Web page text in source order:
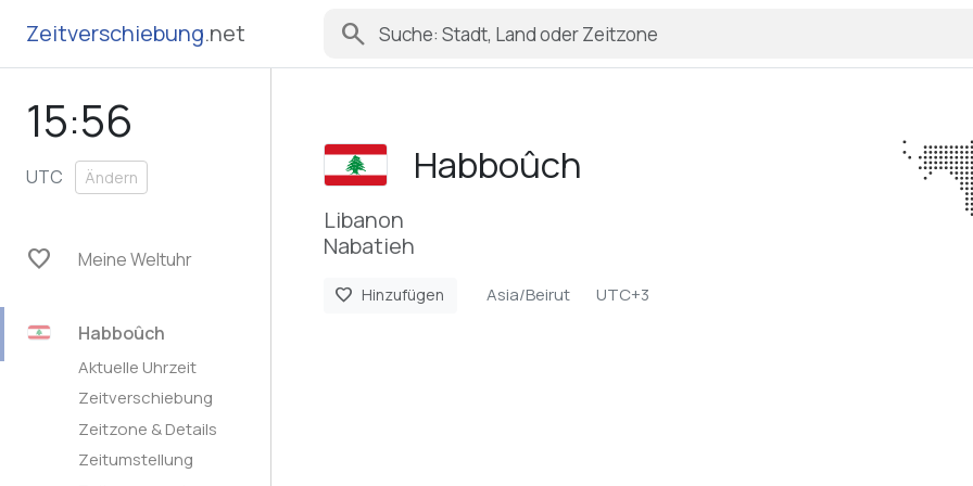
Zeitverschiebung.net search
15:56
UTC Ändern
favorite Meine Weltuhr
Habboûch
Aktuelle Uhrzeit
Zeitverschiebung
Zeitzone & Details
Zeitumstellung
Habboûch
Libanon
Nabatieh
favorite Hinzufügen Asia/Beirut UTC+3